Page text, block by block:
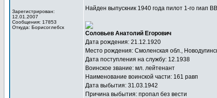
Зарегистрирован:
12.01.2007
Сообщения: 17853
Откуда: Борисоглебск
Найден выпускник 1940 года пилот 1-го гиап
Соловьев Анатолий Егорович
Дата рождения: 21.12.1920
Место рождения: Смоленская обл.,
Дата поступления на службу: 12.1938
Воинское звание: мл. лейтенант
Наименование воинской части: 161 равп
Дата выбытия: 31.03.1942
Причина выбытия: пропал без вести